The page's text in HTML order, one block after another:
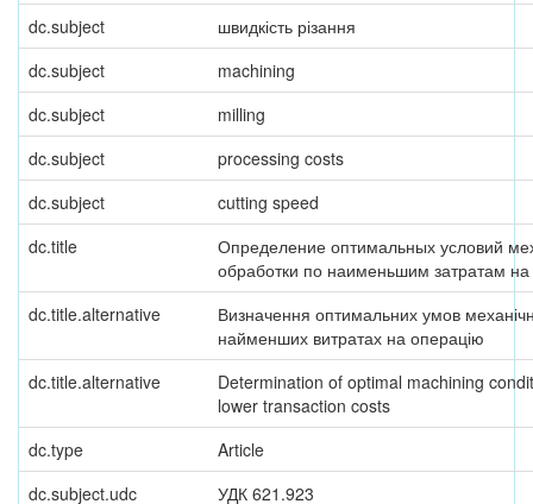
dc.subject
швидкість різання
dc.subject
machining
dc.subject
milling
dc.subject
processing costs
dc.subject
cutting speed
dc.title
Определение оптимальных условий
обработки по наименьшим затратам
dc.title.alternative
Визначення оптимальних умов
найменших витратах на операцію
dc.title.alternative
Determination of optimal machining
lower transaction costs
dc.type
Article
dc.subject.udc
УДК 621.923